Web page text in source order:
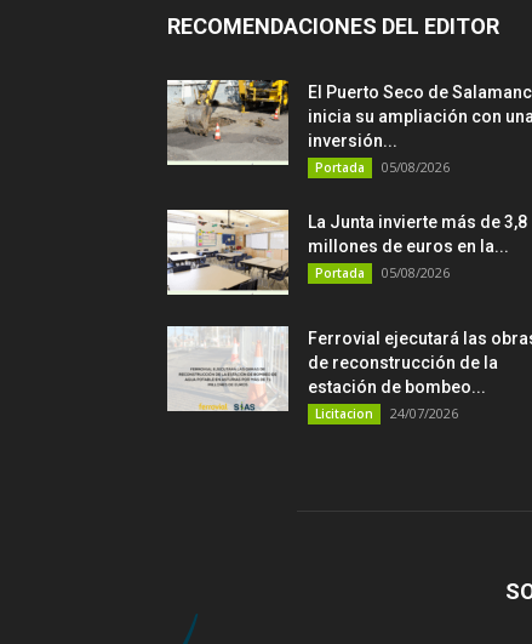
RECOMENDACIONES DEL EDITOR
El Puerto Seco de
inicia su ampliación con una
inversión...
Portada 05/08/2026
La Junta invierte más de 3,8
millones de euros en la...
Portada 05/08/2026
Ferrovial ejecutará las
de reconstrucción de la
estación de bombeo...
Licitacion 24/07/2026